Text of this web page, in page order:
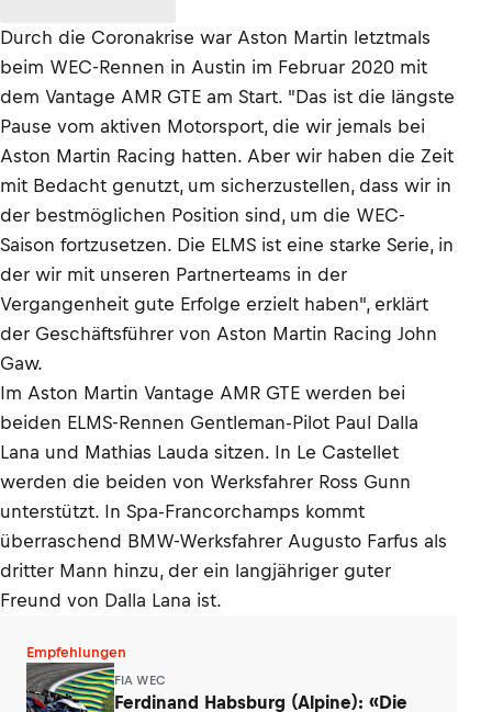
Durch die Coronakrise war Aston Martin letztmals
beim WEC-Rennen in Austin im Februar 2020 mit
dem Vantage AMR GTE am Start. "Das ist die längste
Pause vom aktiven Motorsport, die wir jemals bei
Aston Martin Racing hatten. Aber wir haben die Zeit
mit Bedacht genutzt, um sicherzustellen, dass wir in
der bestmöglichen Position sind, um die WEC-
Saison fortzusetzen. Die ELMS ist eine starke Serie, in
der wir mit unseren Partnerteams in der
Vergangenheit gute Erfolge erzielt haben", erklärt
der Geschäftsführer von Aston Martin Racing John
Gaw.
Im Aston Martin Vantage AMR GTE werden bei
beiden ELMS-Rennen Gentleman-Pilot Paul Dalla
Lana und Mathias Lauda sitzen. In Le Castellet
werden die beiden von Werksfahrer Ross Gunn
unterstützt. In Spa-Francorchamps kommt
überraschend BMW-Werksfahrer Augusto Farfus als
dritter Mann hinzu, der ein langjähriger guter
Freund von Dalla Lana ist.
Empfehlungen
FIA WEC
Ferdinand Habsburg (Alpine): «Die